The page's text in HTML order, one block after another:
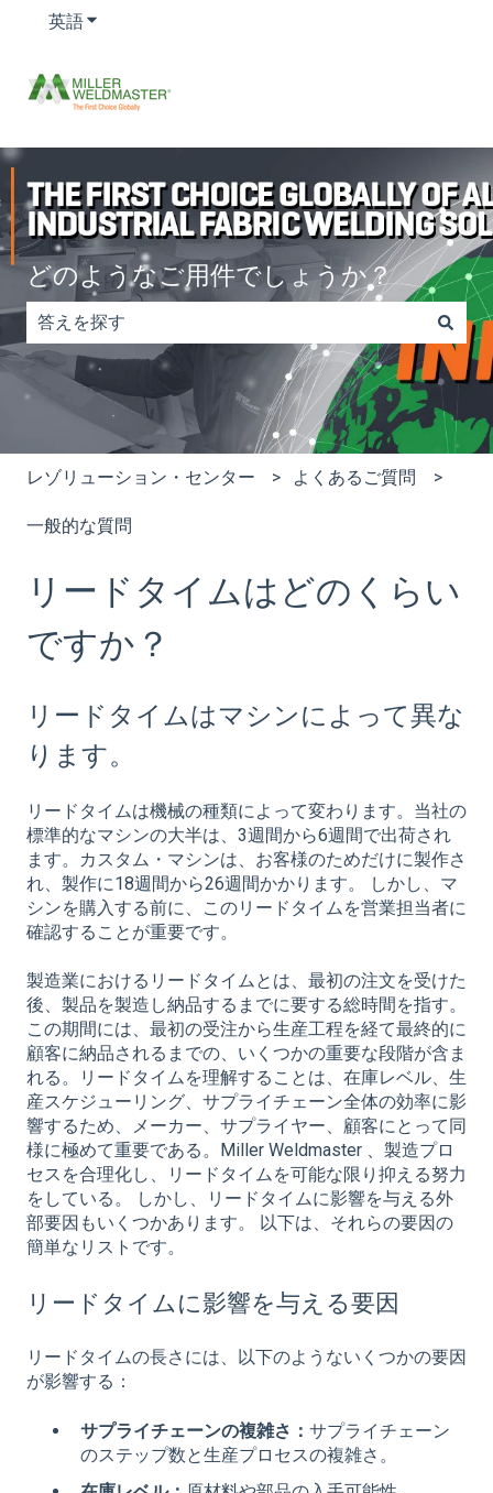
英語翻訳のサブメニューを表示する
どのようなご用件でしょうか？
検索フィールドが空なので、候補はありません。
レゾリューション・センター よくあるご質問
一般的な質問
リードタイムはどのくらい
ですか？
リードタイムはマシンによって異な
ります。
リードタイムは機械の種類によって変わります。当社の
標準的なマシンの大半は、3週間から6週間で出荷され
ます。カスタム・マシンは、お客様のためだけに製作さ
れ、製作に18週間から26週間かかります。 しかし、マ
シンを購入する前に、このリードタイムを営業担当者に
確認することが重要です。
製造業におけるリードタイムとは、最初の注文を受けた
後、製品を製造し納品するまでに要する総時間を指す。
この期間には、最初の受注から生産工程を経て最終的に
顧客に納品されるまでの、いくつかの重要な段階が含ま
れる。リードタイムを理解することは、在庫レベル、生
産スケジューリング、サプライチェーン全体の効率に影
響するため、メーカー、サプライヤー、顧客にとって同
様に極めて重要である。Miller Weldmaster 、製造プロ
セスを合理化し、リードタイムを可能な限り抑える努力
をしている。 しかし、リードタイムに影響を与える外
部要因もいくつかあります。 以下は、それらの要因の
簡単なリストです。
リードタイムに影響を与える要因
リードタイムの長さには、以下のようないくつかの要因
が影響する：
サプライチェーンの複雑さ： サプライチェーン
のステップ数と生産プロセスの複雑さ。